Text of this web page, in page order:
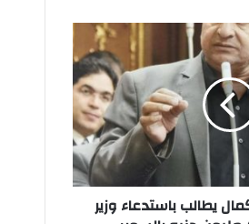
يطالب باستدعاء وزير